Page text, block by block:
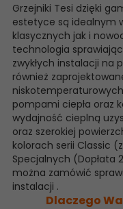
Grzejniki Tesi dzięki
estetyce są idealnym
klasycznych jak i
technologia
zwykłych instalacji na
również
pompami ciepła oraz
wydajność cieplną
oraz szerokiej
kolorach serii Classic
Specjalnych (Dopłata
można zamówić
instalacji .
Dlaczego